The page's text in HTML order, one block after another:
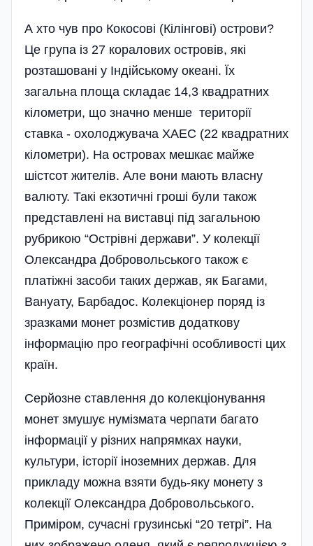
А хто чув про Кокосові (Кілінгові) острови?
Це група із 27 коралових островів, які
розташовані у Індійському океані. Їх
загальна площа складає 14,3 квадратних
кілометри, що значно менше території
ставка - охолоджу­вача ХАЕС (22 квадратних
кілометри). На островах мешкає майже
шістсот жителів. Але вони мають власну
валюту. Такі екзотичні гроші були також
представлені на виставці під загальною
рубрикою “Острівні держави”. У колекції
Олександра Добровольського також є
платіжні засоби таких держав, як Багами,
Вануату, Барбадос. Колекціонер поряд із
зразками монет розмістив додаткову
інформацію про географічні особливості цих
країн.
Серйозне ставлення до колекціонування
монет змушує нумізмата черпати багато
інформації у різних напрямках науки,
культури, історії іноземних держав. Для
прикладу можна взяти будь-яку монету з
колекції Олександра Добровольського.
Приміром, сучасні грузинські “20 тетрі”. На